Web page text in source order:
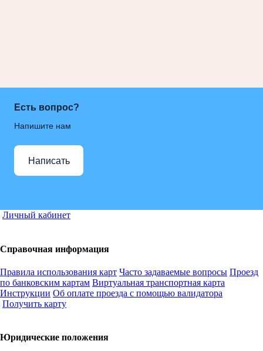
Есть вопрос?
Напишите нам
Написать
Личный кабинет
Справочная информация
Правила использования карт Часто задаваемые вопросы Проезд
по банковским картам Виртуальная транспортная карта
Инструкции Об оплате проезда с помощью валидатора
Получить карту
Юридические положения